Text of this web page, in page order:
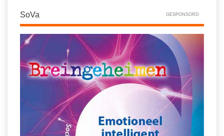
Sinterklaas
Sprookjes
Startpagina onderwijs
Tweede Wereldoorlog
Afscheidstekst collega
Studieschuld & Hypotheek
Middelbare school niveaus
Studenten laptop
Docentenplein nieuwsbrief
Nieuwsbrief archief
Onderwijs CV
SoVa GESPONSORD